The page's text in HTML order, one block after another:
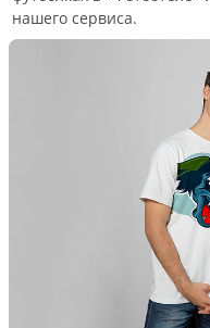
нашего сервиса.